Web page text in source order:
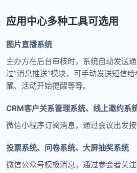
应用中心多种工具可选用
图片直播系统
主办方在后台审核时，系统自动发送
过“消息推送”模块，可手动发送短信
醒、活动开始提醒等等。
CRM客户关系管理系统、线上邀约系
微信小程序订阅消息，通过会议出发按
投票系统、问卷系统、大屏抽奖系统
微信公众号模板消息，通过参会者关